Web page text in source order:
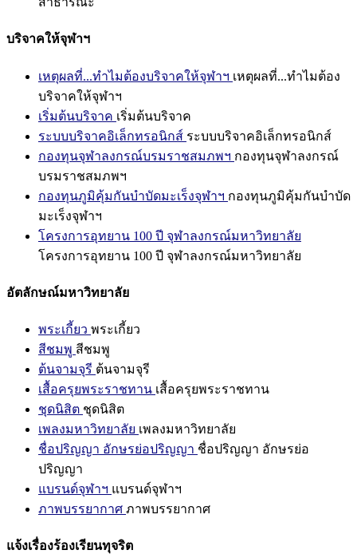
บริจาคให้จุฬาฯ
เหตุผลที่...ทำไมต้องบริจาคให้จุฬาฯ เหตุผลที่...ทำไมต้อง
บริจาคให้จุฬาฯ
เริ่มต้นบริจาค เริ่มต้นบริจาค
ระบบบริจาคอิเล็กทรอนิกส์ ระบบบริจาคอิเล็กทรอนิกส์
กองทุนจุฬาลงกรณ์บรมราชสมภพฯ กองทุนจุฬาลงกรณ์
บรมราชสมภพฯ
กองทุนภูมิคุ้มกันบำบัดมะเร็งจุฬาฯ กองทุนภูมิคุ้มกันบำบัด
มะเร็งจุฬาฯ
โครงการอุทยาน 100 ปี จุฬาลงกรณ์มหาวิทยาลัย
โครงการอุทยาน 100 ปี จุฬาลงกรณ์มหาวิทยาลัย
อัตลักษณ์มหาวิทยาลัย
พระเกี้ยว พระเกี้ยว
สีชมพู สีชมพู
ต้นจามจุรี ต้นจามจุรี
เสื้อครุยพระราชทาน เสื้อครุยพระราชทาน
ชุดนิสิต ชุดนิสิต
เพลงมหาวิทยาลัย เพลงมหาวิทยาลัย
ชื่อปริญญา อักษรย่อปริญญา ชื่อปริญญา อักษรย่อ
ปริญญา
แบรนด์จุฬาฯ แบรนด์จุฬาฯ
ภาพบรรยากาศ ภาพบรรยากาศ
แจ้งเรื่องร้องเรียนทุจริต